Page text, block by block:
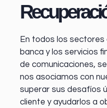
En todos los
banca y los servicios
de comunicaciones,
nos asociamos con
superar sus desafíos
cliente y ayudarlos a